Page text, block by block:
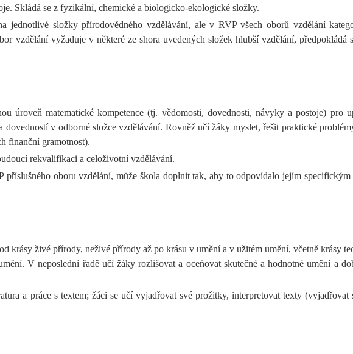
Skládá se z fyzikální, chemické a biologicko-ekologické složky.
jednotlivé složky přírodovědného vzdělávání, ale v RVP všech oborů vzdělání
vzdělání vyžaduje v některé ze shora uvedených složek hlubší vzdělání,
úroveň matematické kompetence (tj. vědomosti, dovednosti, návyky a postoje) pro
v odborné složce vzdělávání. Rovněž učí žáky myslet, řešit praktické
finanční gramotnost).
rekvalifikaci a celoživotní vzdělávání.
oboru vzdělání, může škola doplnit tak, aby to odpovídalo jejím
krásy živé přírody, neživé přírody až po krásu v umění a v užitém umění, včetně krásy
V neposlední řadě učí žáky rozlišovat a oceňovat skutečné a hodnotné umění a
a práce s textem; žáci se učí vyjadřovat své prožitky, interpretovat texty